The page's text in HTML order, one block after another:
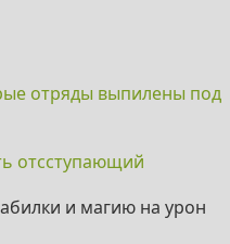
отряды выпилены под
отсступающий
и магию на урон